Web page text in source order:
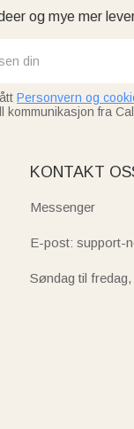
og mye mer
Personvern og
kommunikasjon fra
KONTAKT
Messenger
E-post: support-
Søndag til